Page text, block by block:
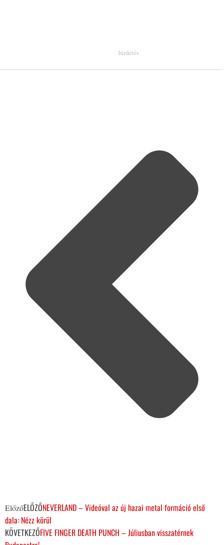
ElőzőELŐZŐNEVERLAND – Videóval az új hazai metal formáció első
dala: Nézz körül
KÖVETKEZŐFIVE FINGER DEATH PUNCH – Júliusban visszatérnek